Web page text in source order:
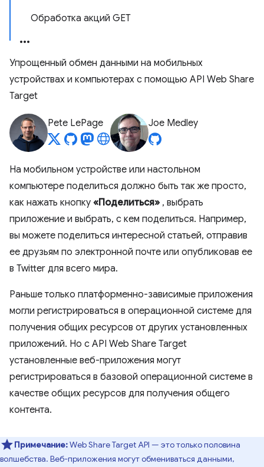
Обработка акций GET
Упрощенный обмен данными на мобильных
устройствах и компьютерах с помощью API Web Share
Target
Pete LePage Joe Medley
На мобильном устройстве или настольном
компьютере поделиться должно быть так же просто,
как нажать кнопку «Поделиться» , выбрать
приложение и выбрать, с кем поделиться. Например,
вы можете поделиться интересной статьей, отправив
ее друзьям по электронной почте или опубликовав ее
в Twitter для всего мира.
Раньше только платформенно-зависимые приложения
могли регистрироваться в операционной системе для
получения общих ресурсов от других установленных
приложений. Но с API Web Share Target
установленные веб-приложения могут
регистрироваться в базовой операционной системе в
качестве общих ресурсов для получения общего
контента.
Примечание:Web Share Target API — это только половина
волшебства. Веб-приложения могут обмениваться данными,